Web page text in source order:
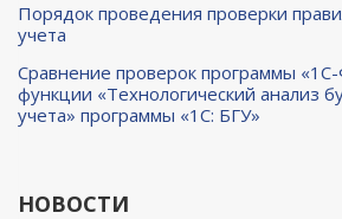
Порядок проведения проверки
учета
Сравнение проверок программы
функции «Технологический анализ
учета» программы «1С: БГУ»
НОВОСТИ